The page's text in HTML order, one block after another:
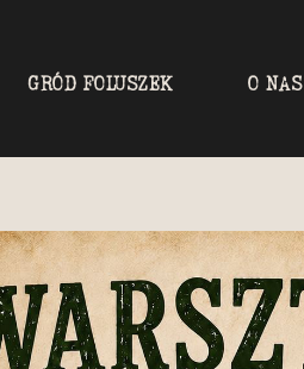
GRÓD FOLUSZEK O NAS